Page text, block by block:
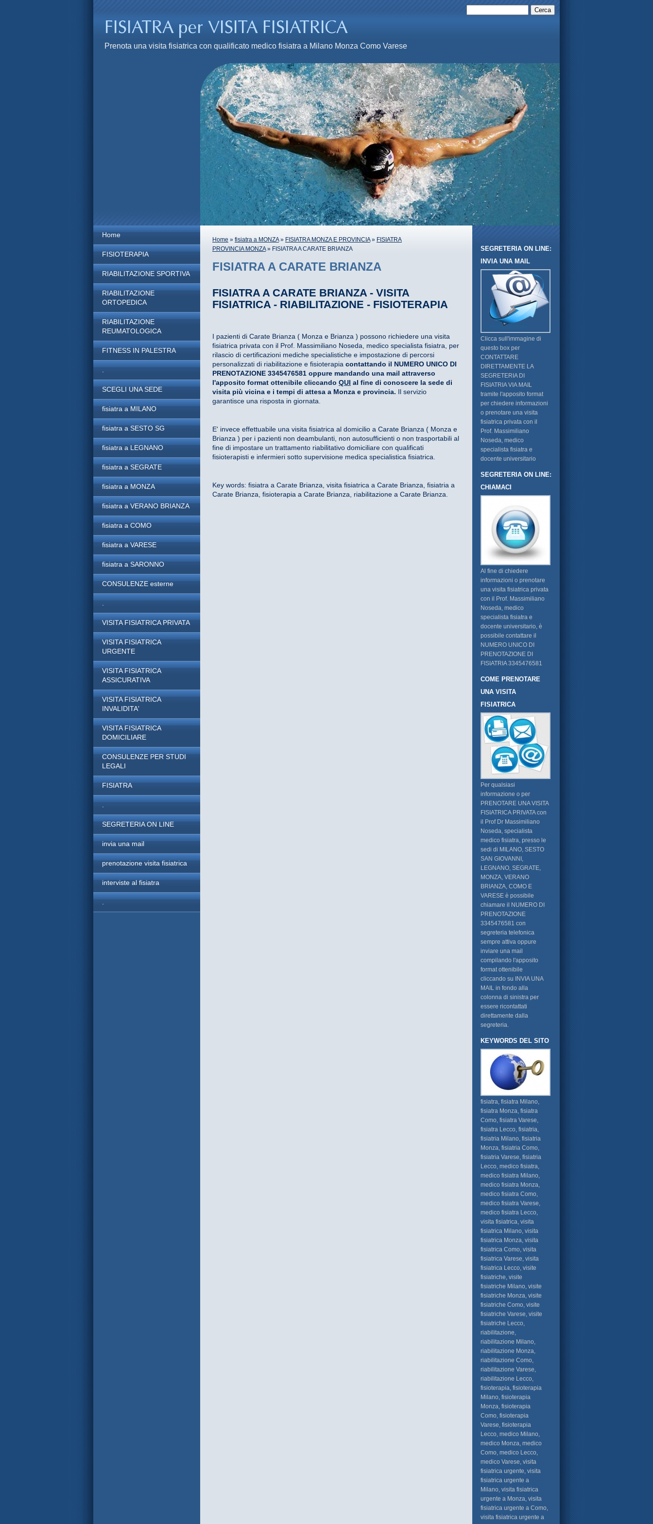
Prenota una visita fisiatrica con qualificato medico fisiatra a Milano Monza Como Varese
Home
FISIOTERAPIA
RIABILITAZIONE SPORTIVA
RIABILITAZIONE
ORTOPEDICA
RIABILITAZIONE
REUMATOLOGICA
FITNESS IN PALESTRA
SCEGLI UNA SEDE
fisiatra a MILANO
fisiatra a SESTO SG
fisiatra a LEGNANO
fisiatra a SEGRATE
fisiatra a MONZA
fisiatra a VERANO BRIANZA
fisiatra a COMO
fisiatra a VARESE
fisiatra a SARONNO
CONSULENZE esterne
VISITA FISIATRICA PRIVATA
VISITA FISIATRICA
URGENTE
VISITA FISIATRICA
ASSICURATIVA
VISITA FISIATRICA
INVALIDITA'
VISITA FISIATRICA
DOMICILIARE
CONSULENZE PER STUDI
LEGALI
FISIATRA
SEGRETERIA ON LINE
invia una mail
prenotazione visita fisiatrica
interviste al fisiatra
Home » fisiatra a MONZA» FISIATRA MONZA E PROVINCIA» FISIATRA
PROVINCIA MONZA» FISIATRA A CARATE BRIANZA
FISIATRA A CARATE BRIANZA
FISIATRA A CARATE BRIANZA - VISITA
FISIATRICA - RIABILITAZIONE - FISIOTERAPIA
I pazienti di Carate Brianza ( Monza e Brianza ) possono richiedere una visita
fisiatrica privata con il Prof. Massimiliano Noseda, medico specialista fisiatra, per
rilascio di certificazioni mediche specialistiche e impostazione di percorsi
personalizzati di riabilitazione e fisioterapia contattando il NUMERO UNICO DI
PRENOTAZIONE 3345476581 oppure mandando una mail attraverso
l'apposito format ottenibile cliccando QUI al fine di conoscere la sede di
visita più vicina e i tempi di attesa a Monza e provincia. Il servizio
garantisce una risposta in giornata.
E' invece effettuabile una visita fisiatrica al domicilio a Carate Brianza ( Monza e
Brianza ) per i pazienti non deambulanti, non autosufficienti o non trasportabili al
fine di impostare un trattamento riabilitativo domiciliare con qualificati
fisioterapisti e infermieri sotto supervisione medica specialistica fisiatrica.
Key words: fisiatra a Carate Brianza, visita fisiatrica a Carate Brianza, fisiatria a
Carate Brianza, fisioterapia a Carate Brianza, riabilitazione a Carate Brianza.
SEGRETERIA ON LINE:
INVIA UNA MAIL
Clicca sull'immagine di
questo box per
CONTATTARE
DIRETTAMENTE LA
SEGRETERIA DI
FISIATRIA VIA MAIL
tramite l'apposito format
per chiedere informazioni
o prenotare una visita
fisiatrica privata con il
Prof. Massimiliano
Noseda, medico
specialista fisiatra e
docente universitario
SEGRETERIA ON LINE:
CHIAMACI
Al fine di chiedere
informazioni o prenotare
una visita fisiatrica privata
con il Prof. Massimiliano
Noseda, medico
specialista fisiatra e
docente universitario, è
possibile contattare il
NUMERO UNICO DI
PRENOTAZIONE DI
FISIATRIA 3345476581
COME PRENOTARE
UNA VISITA
FISIATRICA
Per qualsiasi
informazione o per
PRENOTARE UNA VISITA
FISIATRICA PRIVATA con
il Prof Dr Massimiliano
Noseda, specialista
medico fisiatra, presso le
sedi di MILANO, SESTO
SAN GIOVANNI,
LEGNANO, SEGRATE,
MONZA, VERANO
BRIANZA, COMO E
VARESE è possibile
chiamare il NUMERO DI
PRENOTAZIONE
3345476581 con
segreteria telefonica
sempre attiva oppure
inviare una mail
compilando l'apposito
format ottenibile
cliccando su INVIA UNA
MAIL in fondo alla
colonna di sinistra per
essere ricontattati
direttamente dalla
segreteria.
KEYWORDS DEL SITO
fisiatra, fisiatra Milano,
fisiatra Monza, fisiatra
Como, fisiatra Varese,
fisiatra Lecco, fisiatria,
fisiatria Milano, fisiatria
Monza, fisiatria Como,
fisiatria Varese, fisiatria
Lecco, medico fisiatra,
medico fisiatra Milano,
medico fisiatra Monza,
medico fisiatra Como,
medico fisiatra Varese,
medico fisiatra Lecco,
visita fisiatrica, visita
fisiatrica Milano, visita
fisiatrica Monza, visita
fisiatrica Como, visita
fisiatrica Varese, visita
fisiatrica Lecco, visite
fisiatriche, visite
fisiatriche Milano, visite
fisiatriche Monza, visite
fisiatriche Como, visite
fisiatriche Varese, visite
fisiatriche Lecco,
riabilitazione,
riabilitazione Milano,
riabilitazione Monza,
riabilitazione Como,
riabilitazione Varese,
riabilitazione Lecco,
fisioterapia, fisioterapia
Milano, fisioterapia
Monza, fisioterapia
Como, fisioterapia
Varese, fisioterapia
Lecco, medico Milano,
medico Monza, medico
Como, medico Lecco,
medico Varese, visita
fisiatrica urgente, visita
fisiatrica urgente a
Milano, visita fisiatrica
urgente a Monza, visita
fisiatrica urgente a Como,
visita fisiatrica urgente a